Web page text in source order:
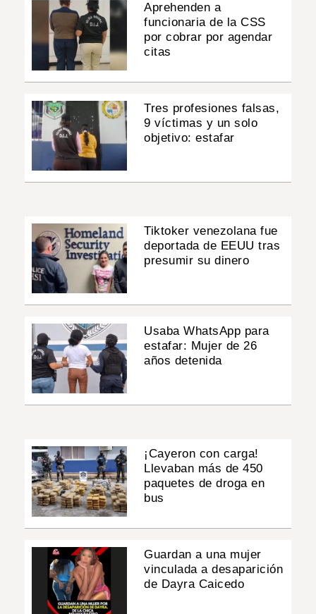
Aprehenden a
funcionaria de la CSS
por cobrar por agendar
citas
Tres profesiones falsas,
9 víctimas y un solo
objetivo: estafar
Tiktoker venezolana fue
deportada de EEUU tras
presumir su dinero
Usaba WhatsApp para
estafar: Mujer de 26
años detenida
¡Cayeron con carga!
Llevaban más de 450
paquetes de droga en
bus
Guardan a una mujer
vinculada a desaparición
de Dayra Caicedo